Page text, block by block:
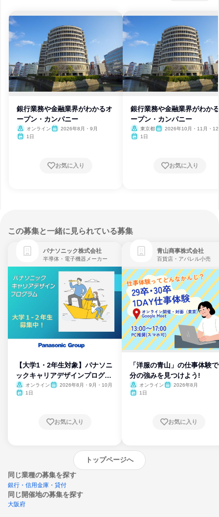
銀行業務や金融業界がわかるオ
ープン・カンパニー
オンライン
2026年8月・9月
1日
お気に入り
銀行業務や金融業界がわか
ープン・カンパニー
東京都
2026年10月・11月・
1日
お気に入り
この募集と一緒に見られている募集
パナソニック株式会社
半導体・電子機器メーカー
【大学1・2年生対象】パナソニ
ックキャリアデザインプログラ
ム
オンライン
2026年8月・9月・10月
1日
お気に入り
青山商事株式会社
百貨店・アパレル小売
「洋服の青山」の仕事体験
分の強みを見つけよう!
オンライン
2026年8月
1日
お気に入り
トップページへ
同じ業種の募集を探す
銀行・信用金庫・貸付
同じ開催地の募集を探す
大阪府